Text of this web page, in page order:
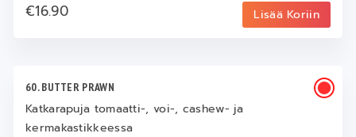
€16.90 Lisää Koriin
60. BUTTER PRAWN
Katkarapuja tomaatti-, voi-, cashew- ja
kermakastikkeessa